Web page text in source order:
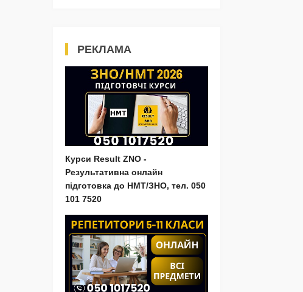
РЕКЛАМА
Курси Result ZNO -
Результативна онлайн
підготовка до НМТ/ЗНО, тел. 050
101 7520